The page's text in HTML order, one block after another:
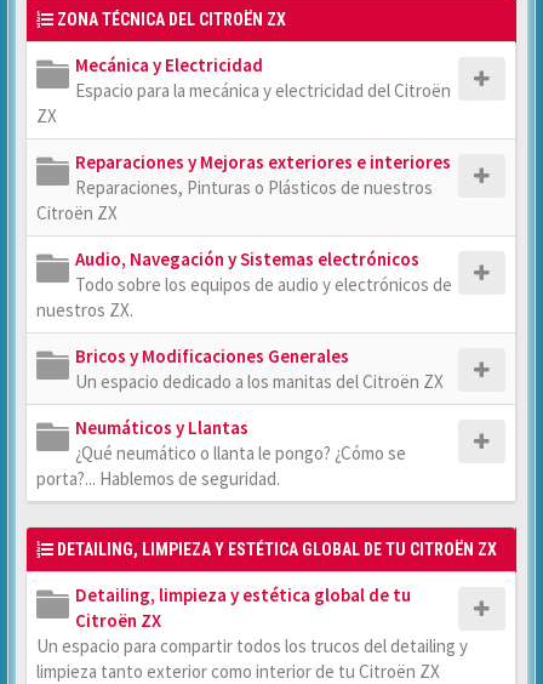
ZONA TÉCNICA DEL CITROËN ZX
Mecánica y Electricidad
Espacio para la mecánica y electricidad del Citroën
ZX
Reparaciones y Mejoras exteriores e interiores
Reparaciones, Pinturas o Plásticos de nuestros
Citroën ZX
Audio, Navegación y Sistemas electrónicos
Todo sobre los equipos de audio y electrónicos de
nuestros ZX.
Bricos y Modificaciones Generales
Un espacio dedicado a los manitas del Citroën ZX
Neumáticos y Llantas
¿Qué neumático o llanta le pongo? ¿Cómo se
porta?... Hablemos de seguridad.
DETAILING, LIMPIEZA Y ESTÉTICA GLOBAL DE TU CITROËN ZX
Detailing, limpieza y estética global de tu
Citroën ZX
Un espacio para compartir todos los trucos del detailing y
limpieza tanto exterior como interior de tu Citroën ZX